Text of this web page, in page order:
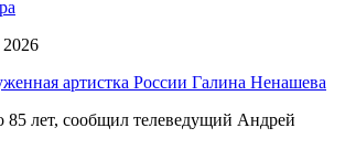
артистка России Галина Ненашева
лет, сообщил телеведущий Андрей